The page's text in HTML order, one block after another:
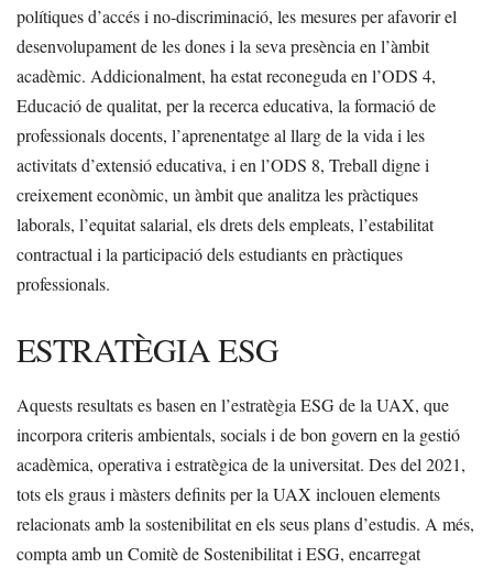
polítiques d’accés i no-discriminació, les mesures per afavorir el
desenvolupament de les dones i la seva presència en l’àmbit
acadèmic. Addicionalment, ha estat reconeguda en l’ODS 4,
Educació de qualitat, per la recerca educativa, la formació de
professionals docents, l’aprenentatge al llarg de la vida i les
activitats d’extensió educativa, i en l’ODS 8, Treball digne i
creixement econòmic, un àmbit que analitza les pràctiques
laborals, l’equitat salarial, els drets dels empleats, l’estabilitat
contractual i la participació dels estudiants en pràctiques
professionals.
ESTRATÈGIA ESG
Aquests resultats es basen en l’estratègia ESG de la UAX, que
incorpora criteris ambientals, socials i de bon govern en la gestió
acadèmica, operativa i estratègica de la universitat. Des del 2021,
tots els graus i màsters definits per la UAX inclouen elements
relacionats amb la sostenibilitat en els seus plans d’estudis. A més,
compta amb un Comitè de Sostenibilitat i ESG, encarregat